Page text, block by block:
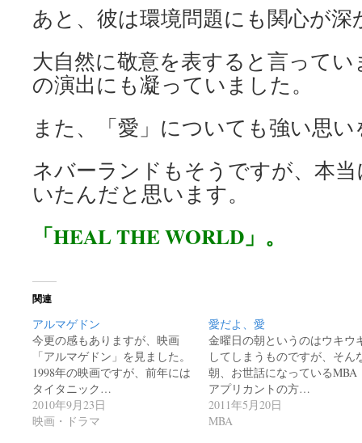
あと、彼は環境問題にも関心が
大自然に敬意を表すると言って
の演出にも凝っていました。
また、「愛」についても強い思
ネバーランドもそうですが、本
いたんだと思います。
「HEAL THE WORLD」。
関連
アルマゲドン
今更の感もありますが、映画
「アルマゲドン」を見ました。
1998年の映画ですが、前年には
タイタニック…
2010年9月23日
映画・ドラマ
愛だよ、愛
金曜日の朝というのはウキウ
してしまうものですが、そん
朝、お世話になっているMBA
アプリカントの方…
2011年5月20日
MBA